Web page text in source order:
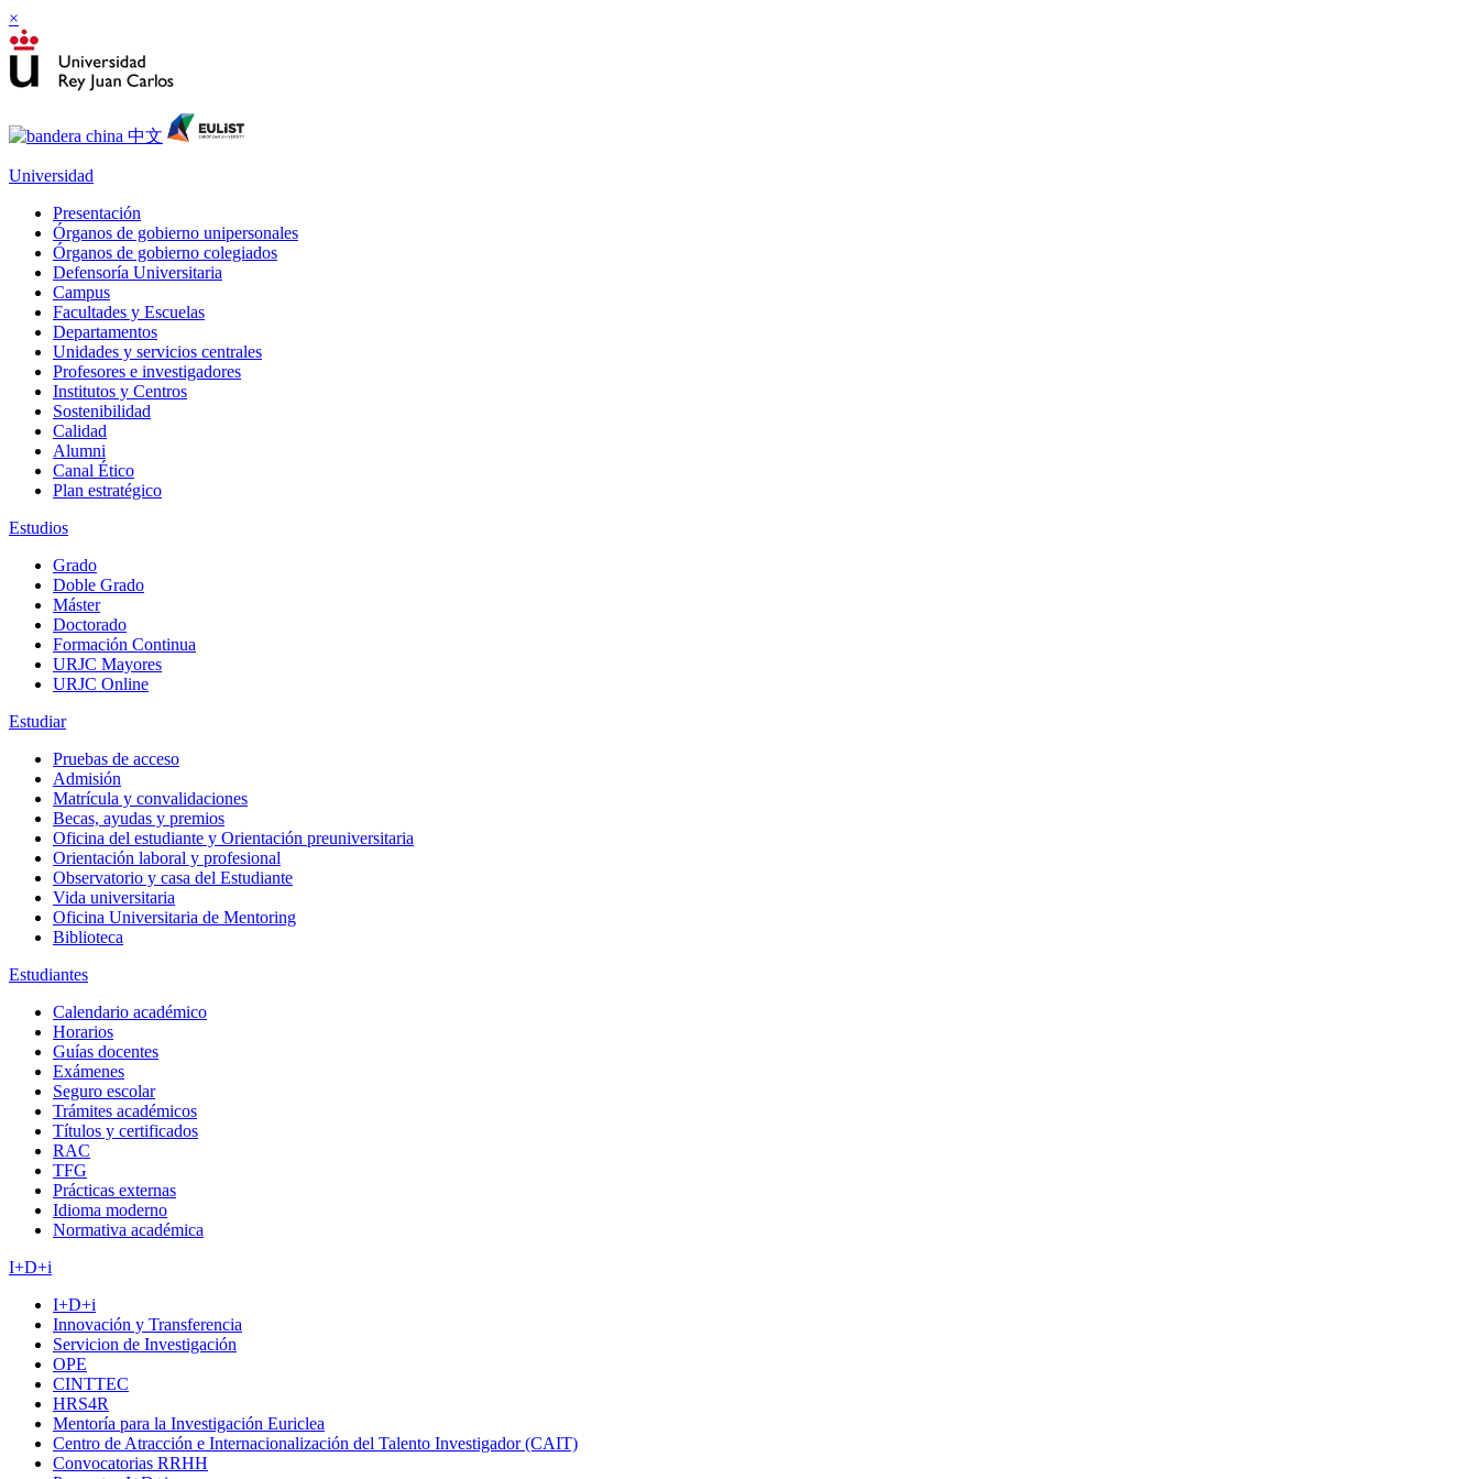
×
Universidad
Presentación
Órganos de gobierno unipersonales
Órganos de gobierno colegiados
Defensoría Universitaria
Campus
Facultades y Escuelas
Departamentos
Unidades y servicios centrales
Profesores e investigadores
Institutos y Centros
Sostenibilidad
Calidad
Alumni
Canal Ético
Plan estratégico
Estudios
Grado
Doble Grado
Máster
Doctorado
Formación Continua
URJC Mayores
URJC Online
Estudiar
Pruebas de acceso
Admisión
Matrícula y convalidaciones
Becas, ayudas y premios
Oficina del estudiante y Orientación preuniversitaria
Orientación laboral y profesional
Observatorio y casa del Estudiante
Vida universitaria
Oficina Universitaria de Mentoring
Biblioteca
Estudiantes
Calendario académico
Horarios
Guías docentes
Exámenes
Seguro escolar
Trámites académicos
Títulos y certificados
RAC
TFG
Prácticas externas
Idioma moderno
Normativa académica
I+D+i
I+D+i
Innovación y Transferencia
Servicion de Investigación
OPE
CINTTEC
HRS4R
Mentoría para la Investigación Euriclea
Centro de Atracción e Internacionalización del Talento Investigador (CAIT)
Convocatorias RRHH